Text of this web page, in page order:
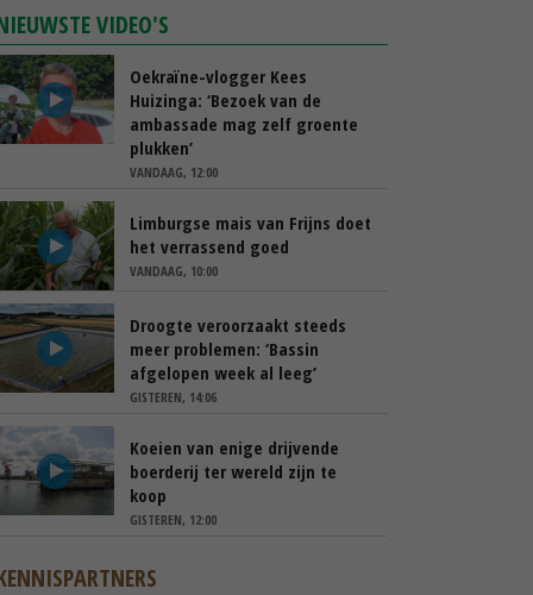
VIDEO'S
Oekraïne-vlogger Kees
Huizinga: ‘Bezoek van de
ambassade mag zelf groente
plukken’
VANDAAG, 12:00
Limburgse mais van Frijns doet
het verrassend goed
VANDAAG, 10:00
Droogte veroorzaakt steeds
meer problemen: ‘Bassin
afgelopen week al leeg’
GISTEREN, 14:06
Koeien van enige drijvende
boerderij ter wereld zijn te
koop
GISTEREN, 12:00